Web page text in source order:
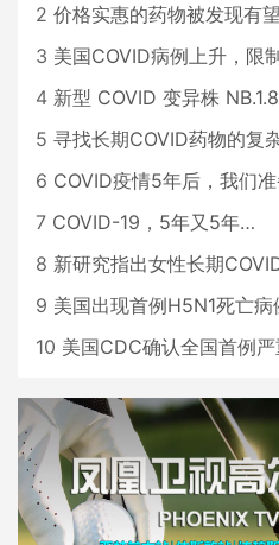
2 价格实惠的药物被发现有
3 美国COVID病例上升，限
4 新型 COVID 变异株
5 寻找长期COVID药物的复
6 COVID疫情5年后，我们准备
7 COVID-19，5年又5年…
8 新研究指出女性长期COVID风
9 美国出现首例H5N1死亡病
10 美国CDC确认全国首例严重